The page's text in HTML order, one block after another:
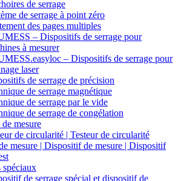
de serrage
de serrage à point zéro
des pages multiples
– Dispositifs de serrage pour
à mesurer
– Dispositifs de serrage pour
laser
de serrage de précision
de serrage magnétique
de serrage par le vide
de serrage de congélation
mesure
de circularité | Testeur de circularité
mesure | Dispositif de mesure | Dispositif
de serrage spécial et dispositif de